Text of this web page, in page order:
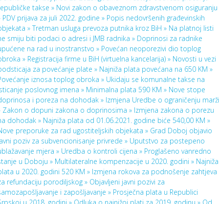
takse » Novi zakon o obaveznom zdravstvenom osiguranju
PDV prijava za juli 2022. godine » Popis nedovršenih građevinskih
»Tretman usluga prevoza putnika kroz BiH » Na platnoj listi
smiju biti podaci o adresi i JMB radnika » Doprinosi za radnike
na rad u inostranstvo » Povećan neoporezivi dio toplog
» Registracija firme u BiH (virtuelna kancelarija) » Novosti u vezi
za povećanje plate » Najniža plata povećana na 650 KM »
iznosa toplog obroka » Ukidaju se komunalne takse na
poslovnog imena » Minimalna plata 590 KM » Nove stope
i poreza na dohodak » Izmjena Uredbe o ograničenju marži
Zakon o dopuni zakona o doprinosima » Izmjena zakona o porezu
dohodak » Najniža plata od 01.06.2021. godine biće 540,00 KM »
preporuke za rad ugostiteljskih objekata » Grad Doboj objavio
poziv za subvencionisanje privrede » Uputstvo za postepeno
mjera » Uredba o kontroli cijena » Proglašeno vanredno
u Doboju » Multilateralne kompenzacije u 2020. godini » Najniža
u 2020. godini 520 KM » Izmjena rokova za podnošenje zahtjeva
refundaciju porodiljskog » Objavljeni javni pozivi za
i zapošljavanje » Prosječna plata u Republici